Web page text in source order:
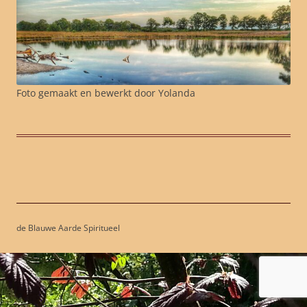
Foto gemaakt en bewerkt door Yolanda
de Blauwe Aarde Spiritueel